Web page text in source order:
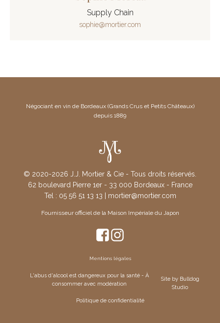
Supply Chain
sophie@mortier.com
Négociant en vin de Bordeaux (Grands Crus et Petits Châteaux)
depuis 1889
© 2020-2026 J.J. Mortier & Cie - Tous droits réservés.
62 boulevard Pierre 1er - 33 000 Bordeaux - France
Tel : 05 56 51 13 13 | mortier@mortier.com
Fournisseur officiel de la Maison Impériale du Japon
Mentions légales
L'abus d'alcool est dangereux pour la santé - À
consommer avec modération
Site by Bulldog
Studio
Politique de confidentialité